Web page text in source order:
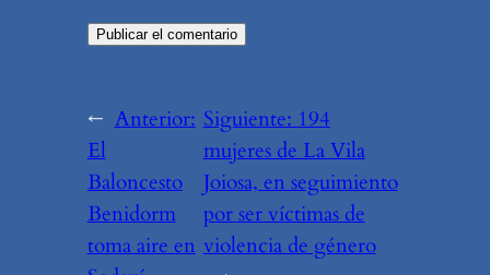
← Anterior:
El
Baloncesto
Benidorm
toma aire en
Siguiente: 194
mujeres de La Vila
Joiosa, en seguimiento
por ser víctimas de
violencia de género